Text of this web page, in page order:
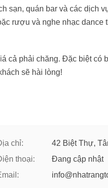
sạn, quán bar và các dịch
rượu và nghe nhạc
cả phải chăng. Đặc biệt có
sẽ hài lòng!
chỉ:
42 Biệt Thự,
thoại:
Đang cập nhật